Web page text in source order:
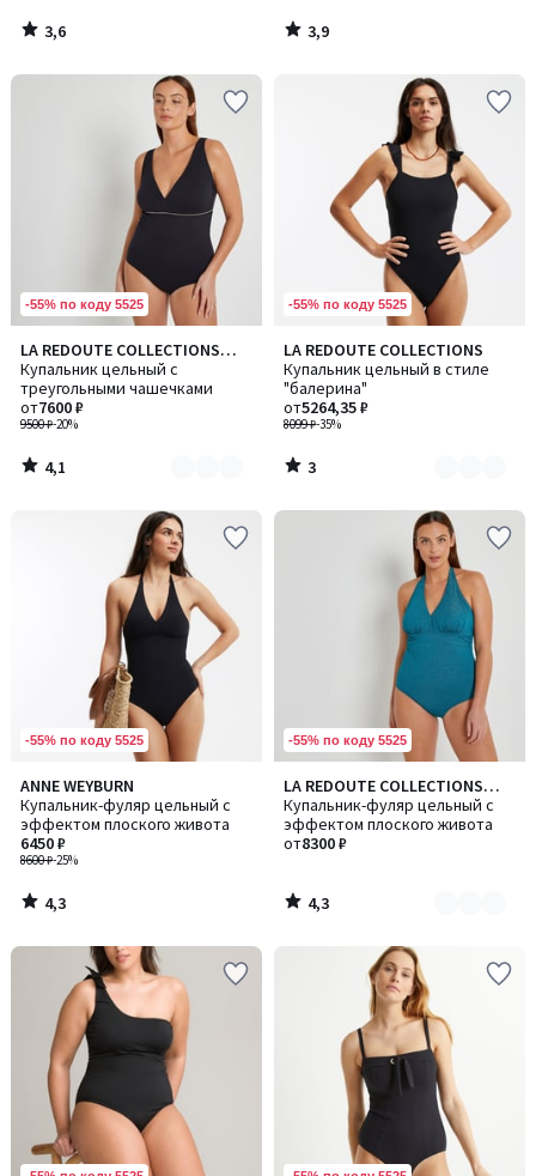
3,6
/
3,9
/
-55% по коду 5525
LA REDOUTE COLLECTIONS
PLUS
Купальник цельный с
треугольными чашечками
9500 ₽-20%
от7600 ₽
4,1
/ 5
Количество
цветов:
2
4,1
/
-55% по коду 5525
LA REDOUTE COLLECTIONS
Купальник цельный в стиле
"балерина"
8099 ₽-35%
от5264,35 ₽
3
/
5
Количество
цветов:
3
/
-55% по коду 5525
ANNE WEYBURN
Купальник-фуляр цельный с
эффектом плоского живота
8600 ₽-25%
6450 ₽
4,3
/ 5
4,3
/
-55% по коду 5525
LA REDOUTE COLLECTIONS
PLUS
Купальник-фуляр цельный с
эффектом плоского живота
от8300 ₽
4,3
/ 5
Количество
цветов:
2
4,3
/